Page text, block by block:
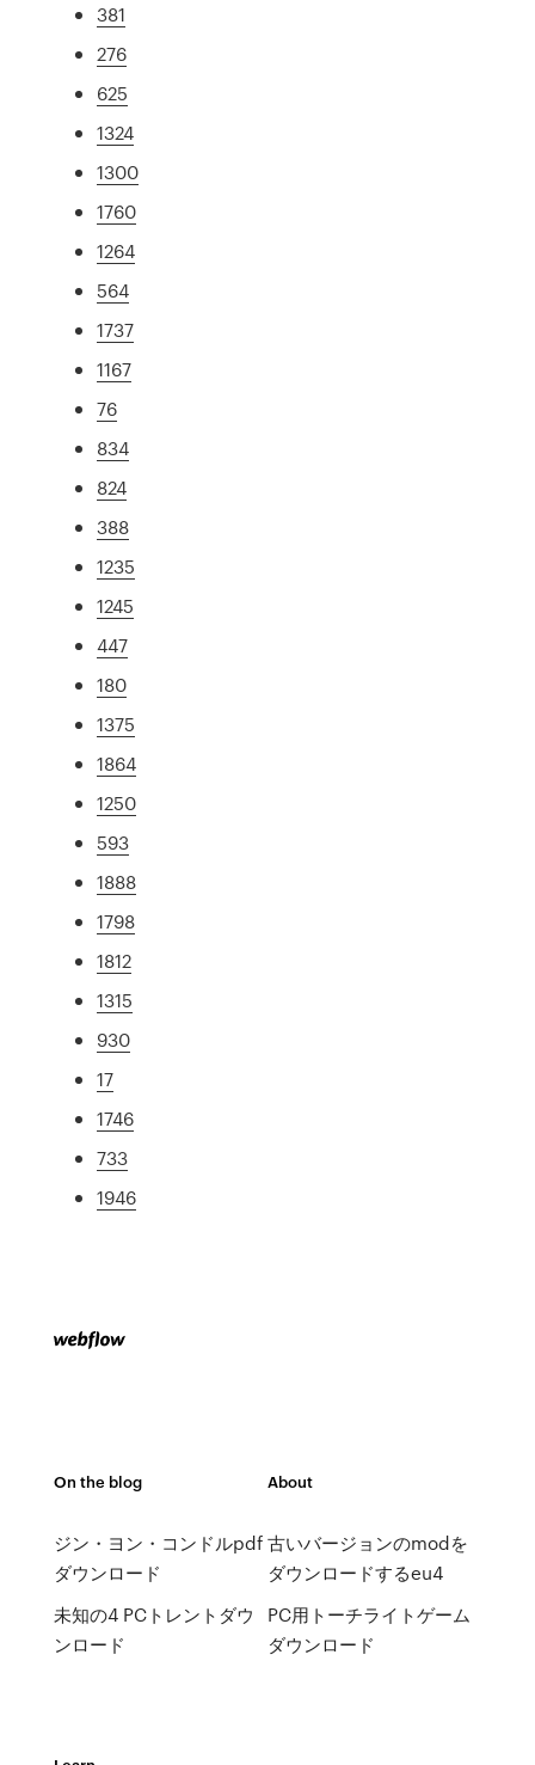
381
276
625
1324
1300
1760
1264
564
1737
1167
76
834
824
388
1235
1245
447
180
1375
1864
1250
593
1888
1798
1812
1315
930
17
1746
733
1946
On the blog
ジン・ヨン・コンドルpdf
ダウンロード
未知の4 PCトレントダウ
ンロード
About
古いバージョンのmodを
ダウンロードするeu4
PC用トーチライトゲーム
ダウンロード